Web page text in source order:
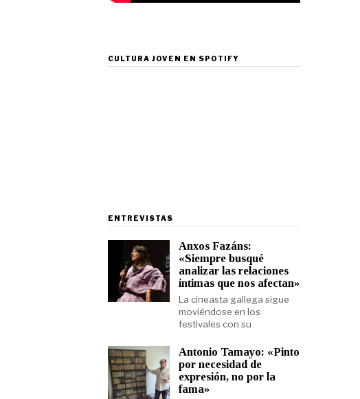
CULTURA JOVEN EN SPOTIFY
ENTREVISTAS
Anxos Fazáns:
«Siempre busqué
analizar las relaciones
íntimas que nos afectan»
La cineasta gallega sigue
moviéndose en los
festivales con su
Antonio Tamayo: «Pinto
por necesidad de
expresión, no por la
fama»